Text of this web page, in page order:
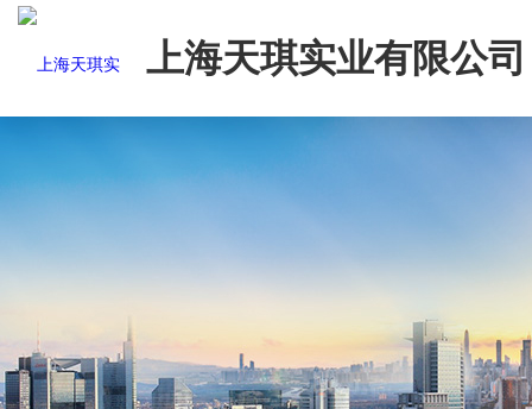
上海天琪实业有限公司